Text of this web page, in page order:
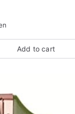
Add to cart